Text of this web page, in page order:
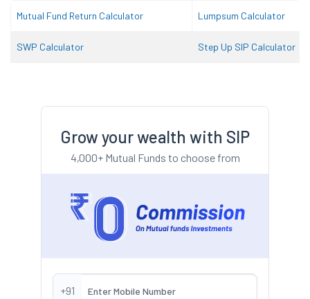
Mutual Fund Return Calculator Lumpsum Calculator
SWP Calculator Step Up SIP Calculator
Grow your wealth with SIP
4,000+ Mutual Funds to choose from
+91